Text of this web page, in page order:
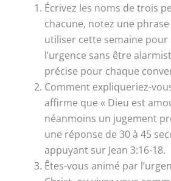
Écrivez les noms de trois
chacune, notez une
utiliser cette semaine
l’urgence sans être
précise pour chaque
Comment expliqueriez-
affirme que « Dieu est
néanmoins un jugement
une réponse de 30 à 45
appuyant sur Jean 3:16-18.
Êtes-vous animé par